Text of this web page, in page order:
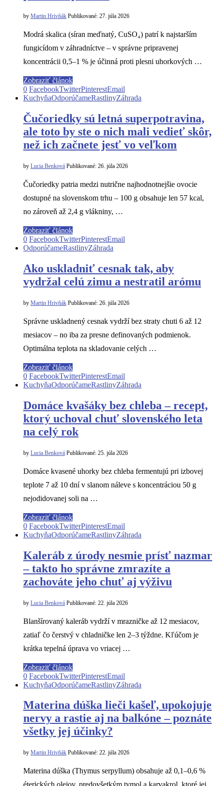
by Martin Hrivňák Publikované: 27. júla 2026
Modrá skalica (síran meďnatý, CuSO₄) patrí k najstarším
fungicídom v záhradníctve – v správne pripravenej
koncentrácii 0,5–1 % je účinná proti plesni uhorkových …
Zobraziť článok
0 FacebookTwitterPinterestEmail
KuchyňaOdporúčameRastlinyZáhrada
Čučoriedky sú letná superpotravina,
ale toto by ste o nich mali vedieť skôr,
než ich začnete jesť vo veľkom
by Lucia Benková Publikované: 26. júla 2026
Čučoriedky patria medzi nutrične najhodnotnejšie ovocie
dostupné na slovenskom trhu – 100 g obsahuje len 57 kcal,
no zároveň až 2,4 g vlákniny, …
Zobraziť článok
0 FacebookTwitterPinterestEmail
OdporúčameRastlinyZáhrada
Ako uskladniť cesnak tak, aby
vydržal celú zimu a nestratil arómu
by Martin Hrivňák Publikované: 26. júla 2026
Správne uskladnený cesnak vydrží bez straty chuti 6 až 12
mesiacov – no iba za presne definovaných podmienok.
Optimálna teplota na skladovanie celých …
Zobraziť článok
0 FacebookTwitterPinterestEmail
KuchyňaOdporúčameRastlinyZáhrada
Domáce kvašáky bez chleba – recept,
ktorý uchoval chuť slovenského leta
na celý rok
by Lucia Benková Publikované: 25. júla 2026
Domáce kvasené uhorky bez chleba fermentujú pri izbovej
teplote 7 až 10 dní v slanom náleve s koncentráciou 50 g
nejodidovanej soli na …
Zobraziť článok
0 FacebookTwitterPinterestEmail
KuchyňaOdporúčameRastlinyZáhrada
Kaleráb z úrody nesmie prísť nazmar
– takto ho správne zmrazíte a
zachováte jeho chuť aj výživu
by Lucia Benková Publikované: 22. júla 2026
Blanšírovaný kaleráb vydrží v mrazničke až 12 mesiacov,
zatiaľ čo čerstvý v chladničke len 2–3 týždne. Kľúčom je
krátka tepelná úprava vo vriacej …
Zobraziť článok
0 FacebookTwitterPinterestEmail
KuchyňaOdporúčameRastlinyZáhrada
Materina dúška lieči kašeľ, upokojuje
nervy a rastie aj na balkóne – poznáte
všetky jej účinky?
by Martin Hrivňák Publikované: 22. júla 2026
Materina dúška (Thymus serpyllum) obsahuje až 0,1–0,6 %